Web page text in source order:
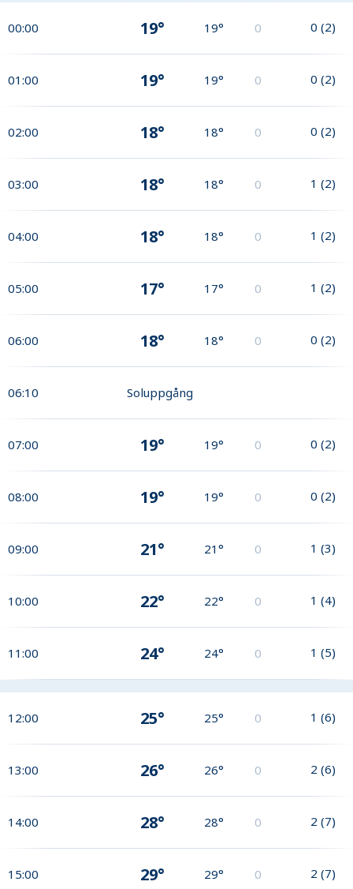
00:00 19° 19° 0 0 (2)
01:00 19° 19° 0 0 (2)
02:00 18° 18° 0 0 (2)
03:00 18° 18° 0 1 (2)
04:00 18° 18° 0 1 (2)
05:00 17° 17° 0 1 (2)
06:00 18° 18° 0 0 (2)
06:10 Soluppgång
07:00 19° 19° 0 0 (2)
08:00 19° 19° 0 0 (2)
09:00 21° 21° 0 1 (3)
10:00 22° 22° 0 1 (4)
11:00 24° 24° 0 1 (5)
12:00 25° 25° 0 1 (6)
13:00 26° 26° 0 2 (6)
14:00 28° 28° 0 2 (7)
15:00 29° 29° 0 2 (7)